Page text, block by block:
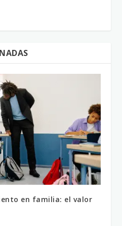
en familia: el valor